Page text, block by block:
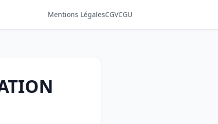
Mentions LégalesCGVCGU